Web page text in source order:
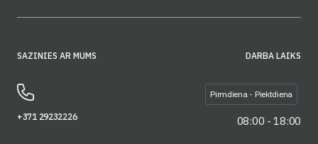
SAZINIES AR MUMS
+371 29232226
DARBA LAIKS
Pirmdiena - Piektdiena
08:00 - 18:00